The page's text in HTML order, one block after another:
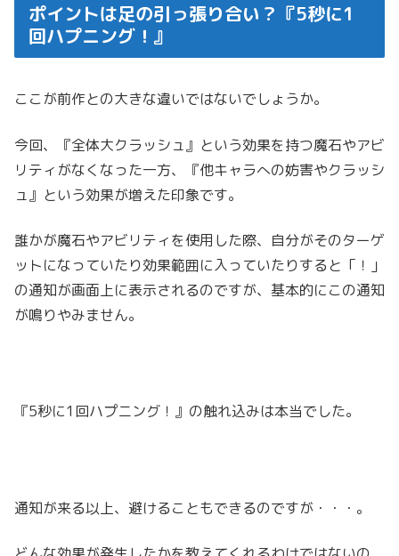
ポイントは足の引っ張り合い？『5秒に1
回ハプニング！』
ここが前作との大きな違いではないでしょうか。
今回、『全体大クラッシュ』という効果を持つ魔石やアビ
リティがなくなった一方、『他キャラへの妨害やクラッシ
ュ』という効果が増えた印象です。
誰かが魔石やアビリティを使用した際、自分がそのターゲ
ットになっていたり効果範囲に入っていたりすると「！」
の通知が画面上に表示されるのですが、基本的にこの通知
が鳴りやみません。
『5秒に1回ハプニング！』の触れ込みは本当でした。
通知が来る以上、避けることもできるのですが・・・。